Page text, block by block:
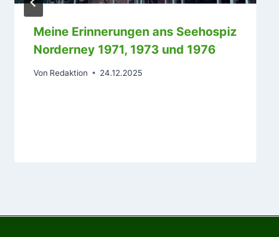
Meine Erinnerungen ans Seehospiz
Norderney 1971, 1973 und 1976
Von Redaktion 24.12.2025